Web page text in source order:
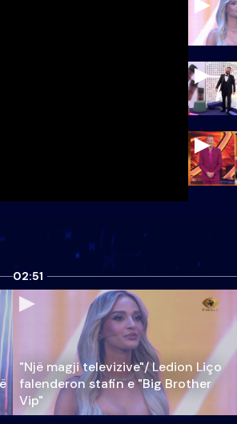
02:51
"Një magji televizive"/ Ledion Liço
falenderon stafin e "Big Brother
Vip"